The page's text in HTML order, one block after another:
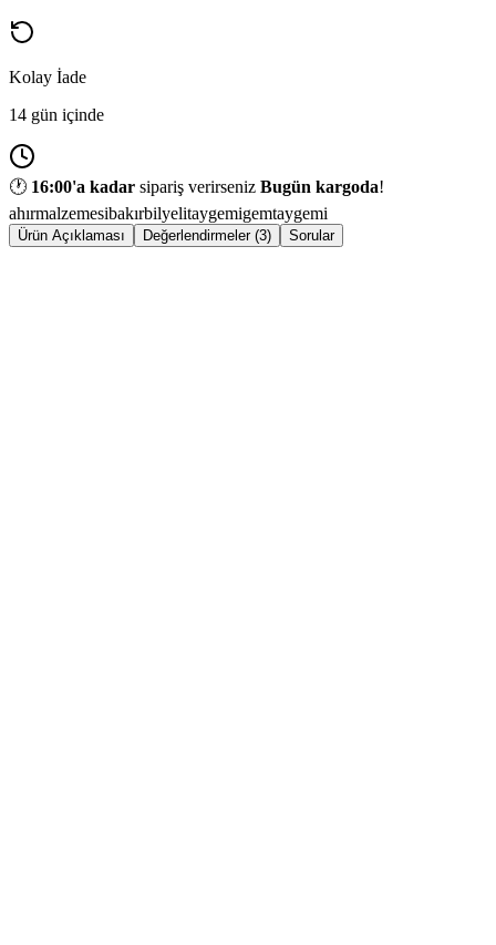
Kolay İade
14 gün içinde
🕐 16:00'a kadar sipariş verirseniz Bugün kargoda!
ahırmalzemesibakırbilyelitaygemigemtaygemi
Ürün Açıklaması Değerlendirmeler (3) Sorular